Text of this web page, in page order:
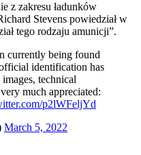
z zakresu ładunków
Stevens powiedział w
tego rodzaju amunicji”.
currently being found
identification has
technical
much appreciated:
p2lWFeljYd
March 5, 2022